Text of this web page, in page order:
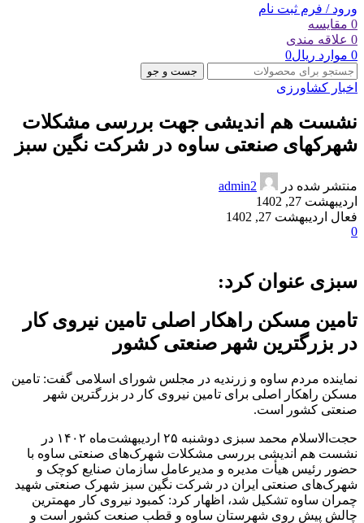
ورود / فرم ثبت نام
0 مقایسه
0 علاقه مندی
0 موارد ریال0
جست و جو
اخبار کشاورزی
نشست هم اندیشی جهت بررسی مشکلات
شهرکهای صنعتی ساوه در شرکت نگین سبز
منتشر شده در
admin2
اردیبهشت 27, 1402
فعال اردیبهشت 27, 1402
0
سبزی عنوان کرد:
تامین مسکن راهکار اصلی تامین نیروی کار
در بزرگترین شهر صنعتی کشور
نماینده مردم ساوه و زرندیه در مجلس شورای اسلامی گفت: تامین
مسکن راهکار اصلی برای تامین نیروی کار در بزرگترین شهر
صنعتی کشور است.
حجت‌الاسلام محمد سبزی دوشنبه ۲۵ اردیبهشت‌ماه ۱۴۰۲ در
نشست هم اندیشی بررسی مشکلات شهرک‌های صنعتی ساوه با
حضور رئیس هیأت مدیره و مدیرعامل سازمان صنایع کوچک و
شهرک‌های صنعتی ایران در شرکت نگین سبز شهرک صنعتی شهید
چمران ساوه تشکیل شد، اظهار کرد: کمبود نیروی کار مهمترین
چالش پیش روی شهرستان ساوه و قطب صنعت کشور است و